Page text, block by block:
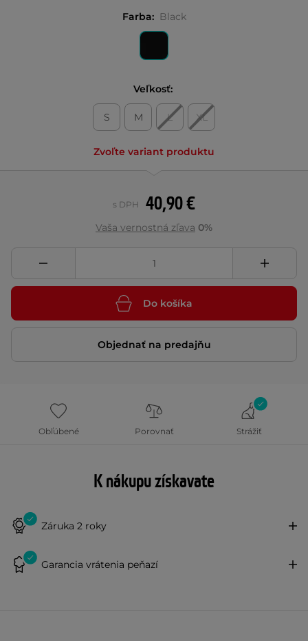
Farba: Black
Veľkosť:
S M L XL
Zvoľte variant produktu
40,90 €
s DPH
Vaša vernostná zľava 0%
Do košíka
Objednať na predajňu
Obľúbené Porovnať Strážiť
K nákupu získavate
Záruka 2 roky
Garancia vrátenia peňazí